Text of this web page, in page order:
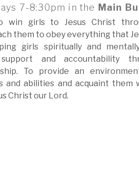
7-8:30pm in the Main
win girls to Jesus Christ
them to obey everything that
girls spiritually and
support and accountability
To provide an
and abilities and acquaint them
Christ our Lord.